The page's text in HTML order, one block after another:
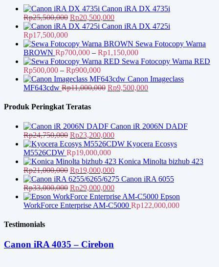
Rp32,000,000.
Canon iRA DX 4735i
Rp25,500,000 Harga
aslinya
Rp25,500,000.
Rp20,500,000Harga
saat
adalah:
Rp20,500,000.
Canon iRA DX 4725i
Rp17,500,000
Sewa Fotocopy Warna
BROWN Rp700,000 – Rp1,150,000Rentang
harga:
hingga
Rp1,150,000
Sewa Fotocopy Warna RED
Rp500,000 – Rp900,000Rentang
harga:
Rp500,000
Canon Imageclass
MF643cdw Rp11,000,000 Harga
Rp9,500,000Harga
Rp9,500,000.
Produk Peringkat Teratas
Canon iR 2006N DADF
Rp24,750,000 Harga
aslinya
adalah:
Rp24,750,000.
Rp23,200,000Harga
saat
adalah:
Rp23,200,000.
Kyocera Ecosys
M5526CDW Rp19,000,000
Konica Minolta bizhub 423
Rp21,000,000 Harga
aslinya
adalah:
Rp21,000,000.
Rp19,000,000Harga
saat
ini
adalah:
Rp19,000,000.
Canon iRA 6055
Rp33,000,000 Harga
aslinya
adalah:
Rp29,000,000Harga
saat
ini
Epson
WorkForce Enterprise AM-C5000 Rp122,000,000
Testimonials
Canon iRA 4035 – Cirebon